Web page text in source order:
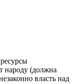
народу (должна
власть над